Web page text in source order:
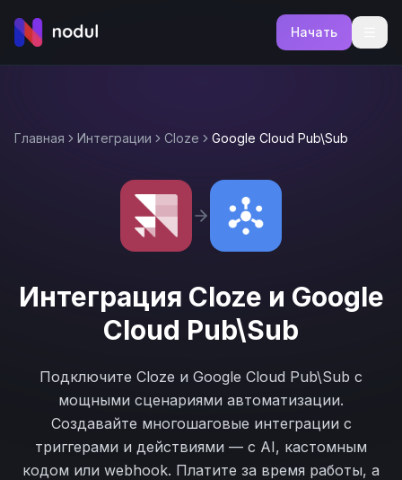
Начать
Главная Интеграции Cloze Google Cloud Pub\Sub
Интеграция Cloze и Google
Cloud Pub\Sub
Подключите Cloze и Google Cloud Pub\Sub с
мощными сценариями автоматизации.
Создавайте многошаговые интеграции с
триггерами и действиями — с AI, кастомным
кодом или webhook. Платите за время работы, а